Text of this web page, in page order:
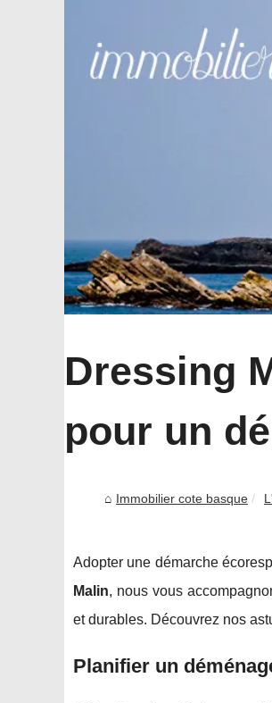
Dressing
pour un
Immobilier cote basque
Adopter une démarche
Malin, nous vous
et durables. Découvrez nos
Planifier un